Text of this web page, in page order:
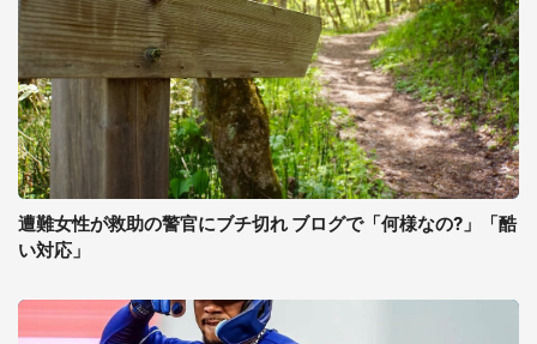
遭難女性が救助の警官にブチ切れ ブログで「何様なの?」「酷
い対応」